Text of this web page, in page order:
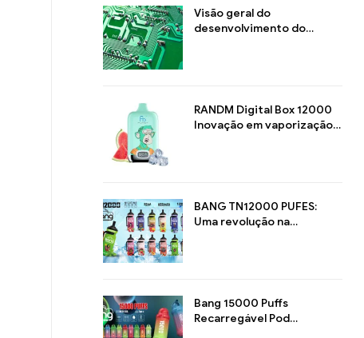
Visão geral do
desenvolvimento do
RANDM Digital Box 12000
Inovação em vaporização
BANG TN12000 PUFES:
Uma revolução na
Bang 15000 Puffs
Recarregável Pod